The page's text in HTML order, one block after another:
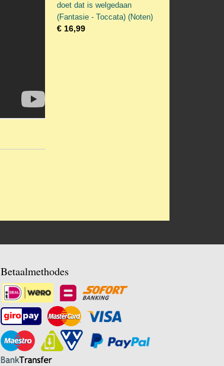
doet dat is welgedaan
(Fantasie - Toccata) (Noten)
€ 16,99
Betaalmethodes